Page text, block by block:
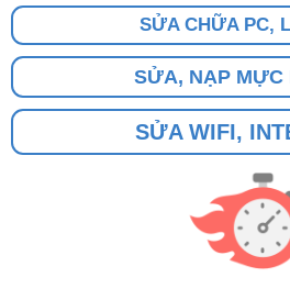
SỬA CHỮA PC,
SỬA, NẠP MỰC
SỬA WIFI,